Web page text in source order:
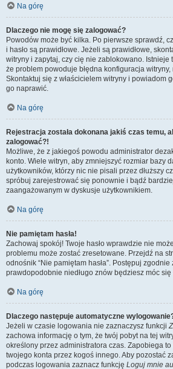
Na górę
Dlaczego nie mogę się zalogować?
Powodów może być kilka. Po pierwsze sprawdź,
i hasło są prawidłowe. Jeżeli są prawidłowe,
witryny i zapytaj, czy cię nie zablokowano.
że problem powoduje błędna konfiguracja
Skontaktuj się z właścicielem witryny i powiadom
go naprawić.
Na górę
Rejestracja została dokonana jakiś czas temu,
zalogować?!
Możliwe, że z jakiegoś powodu administrator
konto. Wiele witryn, aby zmniejszyć rozmiar bazy
użytkowników, którzy nic nie pisali przez dłuższy
spróbuj zarejestrować się ponownie i bądź
zaangażowanym w dyskusje użytkownikiem.
Na górę
Nie pamiętam hasła!
Zachowaj spokój! Twoje hasło wprawdzie nie
problemu może zostać zresetowane. Przejdź na
odnośnik “Nie pamiętam hasła”. Postępuj
prawdopodobnie niedługo znów będziesz móc
Na górę
Dlaczego następuje automatyczne
Jeżeli w czasie logowania nie zaznaczysz funkcji
zachowa informację o tym, że twój pobyt na tej
określony przez administratora czas. Zapobiega to
twojego konta przez kogoś innego. Aby pozostać
podczas logowania zaznacz funkcję Loguj mnie